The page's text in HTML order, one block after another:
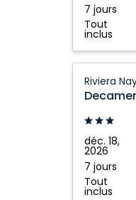
7 jours
Tout
inclus
All
Inclusive:
Puerto
Plata,
République
Riviera
déc. 18,
2026
7 jours
Tout
inclus
Los
Cocos
Guayabitos
Ramada:
Riviera
Nayarit,
Mexique